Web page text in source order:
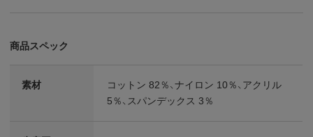
商品スペック
素材
コットン 82％、ナイロン 10％、アクリル
5％、スパンデックス 3％